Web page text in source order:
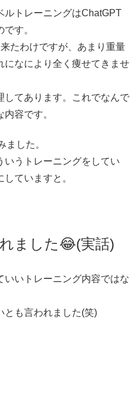
ルトレーニングはChatGPT
す。
たわけですが、あまり重量
になにより全く痩せてきませ
してあります。これでなんで
容です。
ました。
いうトレーニングをしてい
ていますと。
ました😂(実話)
いいトレーニング内容ではな
とも言われました(笑)